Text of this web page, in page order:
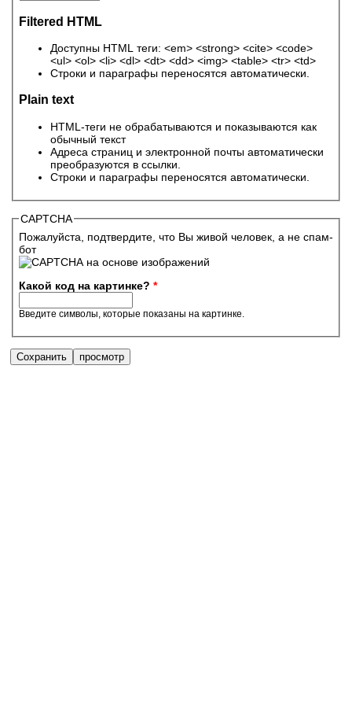
Filtered HTML
Доступны HTML теги: <em> <strong> <cite> <code>
<ul> <ol> <li> <dl> <dt> <dd> <img> <table> <tr> <td>
Строки и параграфы переносятся автоматически.
Plain text
HTML-теги не обрабатываются и показываются как
обычный текст
Адреса страниц и электронной почты автоматически
преобразуются в ссылки.
Строки и параграфы переносятся автоматически.
CAPTCHA
Пожалуйста, подтвердите, что Вы живой человек, а не спам-
бот
Какой код на картинке? *
Введите символы, которые показаны на картинке.